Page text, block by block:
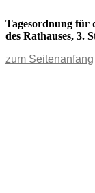
Tagesordnung für
des Rathauses, 3.
zum Seitenanfang